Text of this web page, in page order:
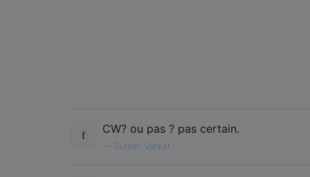
CW? ou pas ? pas certain.
Suresh Venkat